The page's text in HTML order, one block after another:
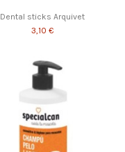
Dental sticks Arquivet
3,10 €